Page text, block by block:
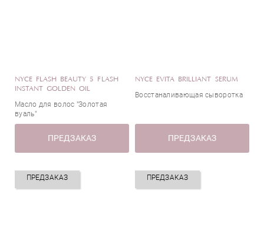
NYCE FLASH BEAUTY 5 FLASH
INSTANT GOLDEN OIL
Масло для волос "Золотая
вуаль"
ПРЕДЗАКАЗ
NYCE EVITA BRILLIANT SERUM
Восстаналивающая сыворотка
ПРЕДЗАКАЗ
ПРЕДЗАКАЗ ПРЕДЗАКАЗ